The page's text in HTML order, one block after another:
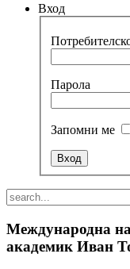
Вход
Парола
Запомни ме
Международна
академик Иван